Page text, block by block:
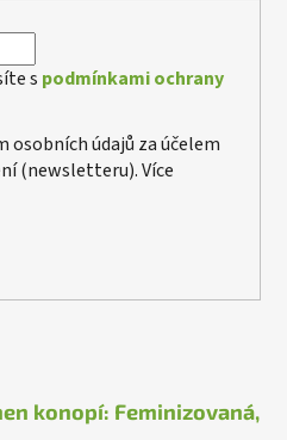
s podmínkami ochrany
osobních údajů za účelem
(newsletteru). Více
konopí: Feminizovaná,